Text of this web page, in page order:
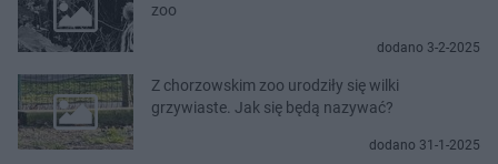
zoo
dodano 3-2-2025
Z chorzowskim zoo urodziły się wilki
grzywiaste. Jak się będą nazywać?
dodano 31-1-2025